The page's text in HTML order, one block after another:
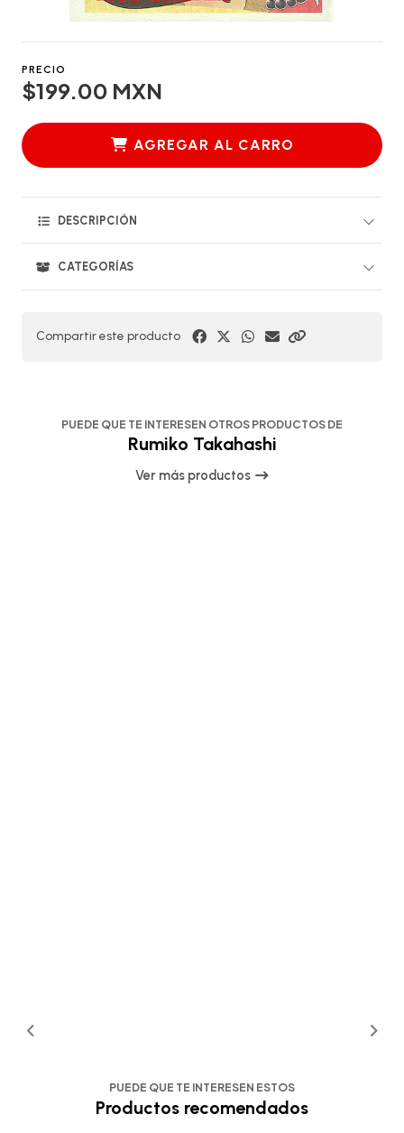
PRECIO
$199.00 MXN
AGREGAR AL CARRO
DESCRIPCIÓN
CATEGORÍAS
Compartir este producto
PUEDE QUE TE INTERESEN OTROS PRODUCTOS DE
Rumiko Takahashi
Ver más productos
PUEDE QUE TE INTERESEN ESTOS
Productos recomendados